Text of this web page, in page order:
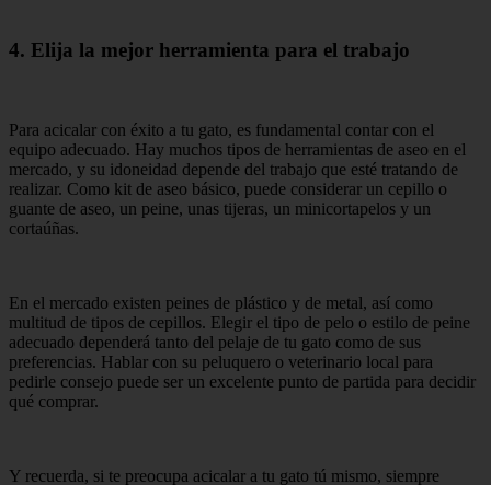
4. Elija la mejor herramienta para el trabajo
Para acicalar con éxito a tu gato, es fundamental contar con el
equipo adecuado. Hay muchos tipos de herramientas de aseo en el
mercado, y su idoneidad depende del trabajo que esté tratando de
realizar. Como kit de aseo básico, puede considerar un cepillo o
guante de aseo, un peine, unas tijeras, un minicortapelos y un
cortaúñas.
En el mercado existen peines de plástico y de metal, así como
multitud de tipos de cepillos. Elegir el tipo de pelo o estilo de peine
adecuado dependerá tanto del pelaje de tu gato como de sus
preferencias. Hablar con su peluquero o veterinario local para
pedirle consejo puede ser un excelente punto de partida para decidir
qué comprar.
Y recuerda, si te preocupa acicalar a tu gato tú mismo, siempre